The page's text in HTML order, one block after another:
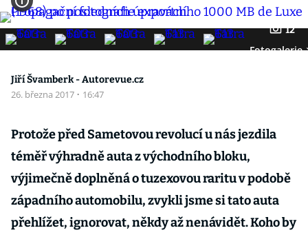
12
Fotogalerie
Jiří Švamberk - Autorevue.cz
26. března 2017 · 16:47
Protože před Sametovou revolucí u nás jezdila
téměř výhradně auta z východního bloku,
výjimečně doplněná o tuzexovou raritu v podobě
západního automobilu, zvykli jsme si tato auta
přehlížet, ignorovat, někdy až nenávidět. Koho by